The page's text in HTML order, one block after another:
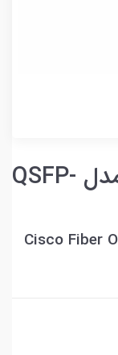
ماژول فیبر نوری سیسکو مدل QSFP-
Cisco Fiber